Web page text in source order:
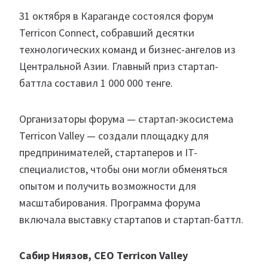
31 октября в Караганде состоялся форум
Terricon Connect, собравший десятки
технологических команд и бизнес-ангелов из
Центральной Азии. Главный приз стартап-
баттла составил 1 000 000 тенге.
Организаторы форума — стартап-экосистема
Terricon Valley — создали площадку для
предпринимателей, стартаперов и IT-
специалистов, чтобы они могли обменяться
опытом и получить возможности для
масштабирования. Программа форума
включала выставку стартапов и стартап-баттл.
Сабир Ниязов, СЕО Terricon Valley